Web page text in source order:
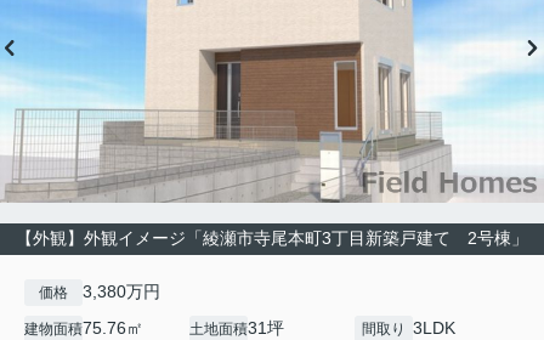
【外観】外観イメージ「綾瀬市寺尾本町3丁目新築戸建て 2号棟」
価格 3,380万円
建物面積75.76㎡ 土地面積31坪
間取り 3LDK